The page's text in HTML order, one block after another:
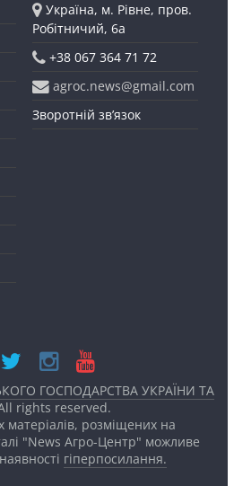
Україна, м. Рівне, пров.
Робітничий, 6а
+38 067 364 71 72
agroc.news@gmail.com
Зворотній зв’язок
ГОСПОДАРСТВА УКРАЇНИ ТА
rights reserved.
матеріалів, розміщених на
"News Агро-Центр" можливе
гіперпосилання.